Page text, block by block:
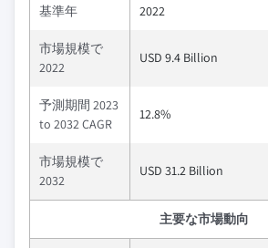
基準年 2022
市場規模で
2022
USD 9.4 Billion
予測期間 2023
to 2032 CAGR
12.8%
市場規模で
2032
USD 31.2 Billion
主要な市場動向